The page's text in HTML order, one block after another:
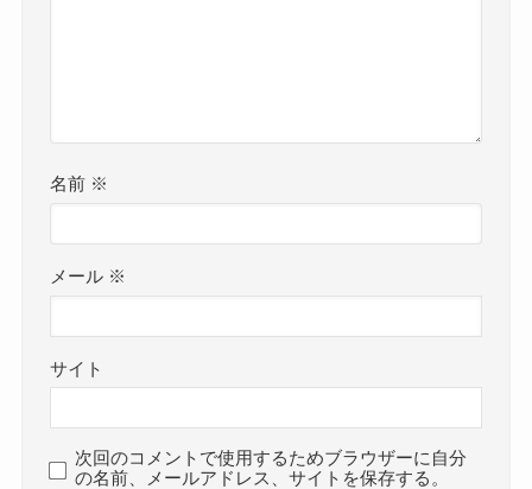
名前 ※
メール ※
サイト
次回のコメントで使用するためブラウザーに自分
の名前、メールアドレス、サイトを保存する。